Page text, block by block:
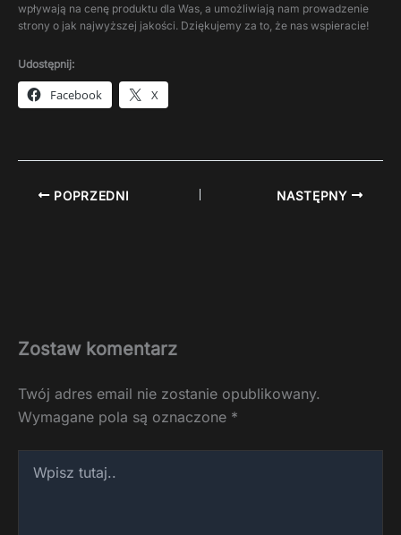
wpływają na cenę produktu dla Was, a umożliwiają nam prowadzenie
strony o jak najwyższej jakości. Dziękujemy za to, że nas wspieracie!
Udostępnij:
Facebook X
POPRZEDNI NASTĘPNY
Zostaw komentarz
Twój adres email nie zostanie opublikowany.
Wymagane pola są oznaczone *
tutaj..